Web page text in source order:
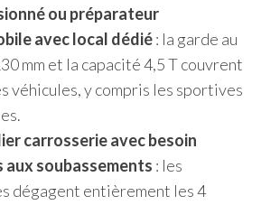
ou préparateur
avec local dédié: la garde au
mm et la capacité 4,5 T couvrent
véhicules, y compris les sportives
carrosserie avec besoin
aux soubassements : les
dégagent entièrement les 4